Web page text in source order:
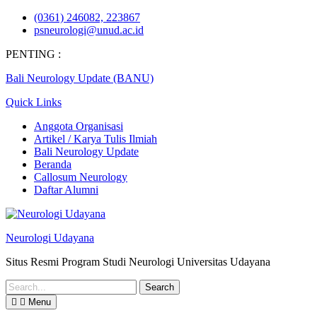
Skip
(0361) 246082, 223867
psneurologi@unud.ac.id
PENTING :
Bali Neurology Update (BANU)
Quick Links
Anggota Organisasi
Artikel / Karya Tulis Ilmiah
Bali Neurology Update
Beranda
Callosum Neurology
Daftar Alumni
Neurologi Udayana
Situs Resmi Program Studi Neurologi Universitas Udayana
Search
for:
Menu